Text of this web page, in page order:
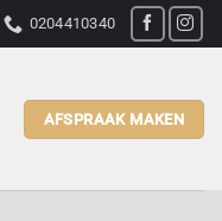
0204410340
AFSPRAAK MAKEN